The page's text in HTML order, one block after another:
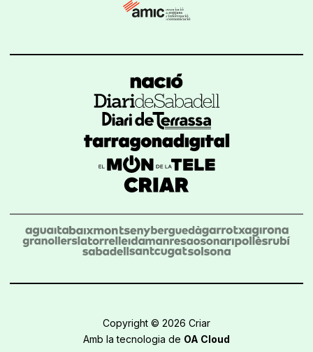
Copyright © 2026 Criar
Amb la tecnologia de OA Cloud